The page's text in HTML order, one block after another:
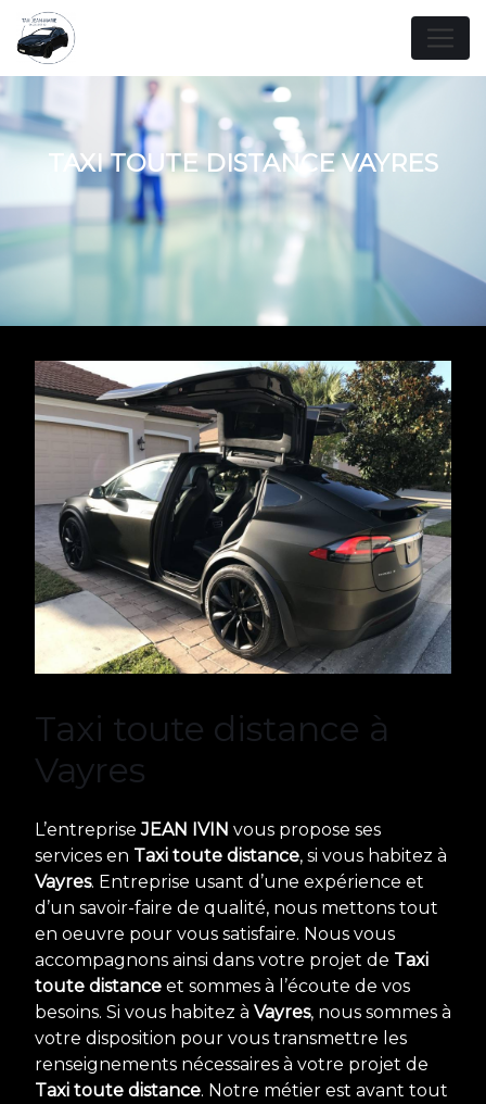
TAXI TOUTE DISTANCE VAYRES
Taxi toute distance à
Vayres
L’entrepriseJEAN IVIN vous propose ses
services en Taxi toute distance, si vous habitez à
Vayres. Entreprise usant d’une expérience et
d’un savoir-faire de qualité, nous mettons tout
en oeuvre pour vous satisfaire. Nous vous
accompagnons ainsi dans votre projet de Taxi
toute distance et sommes à l’écoute de vos
besoins. Si vous habitez à Vayres, nous sommes à
votre disposition pour vous transmettre les
renseignements nécessaires à votre projet de
Taxi toute distance. Notre métier est avant tout
Panneau de gestion des cookies